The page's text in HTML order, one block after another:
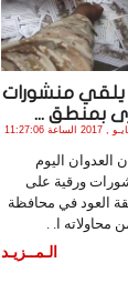
يلقي منشورات
بمنطق ...
الثلاثاء , 30 مـايـو , 2017 الساعة 11:27:06
العدوان اليوم
ورقية على
العود في محافظة
محاولاته ا. .
الـمــزيـد